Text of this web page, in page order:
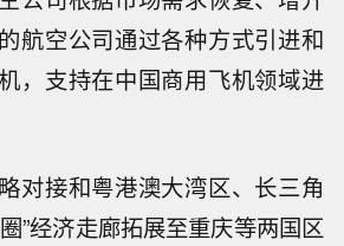
航空公司通过各种方式引进和
，支持在中国商用飞机领域进
对接和粤港澳大湾区、长三角
”经济走廊拓展至重庆等两国区